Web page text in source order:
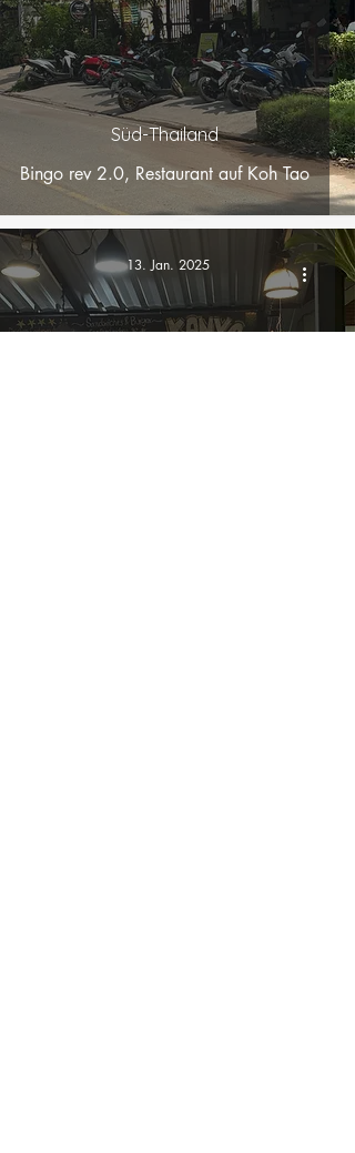
Bingo rev 2.0, Restaurant auf Koh Tao
Süd-Thailand
13. Jan. 2025